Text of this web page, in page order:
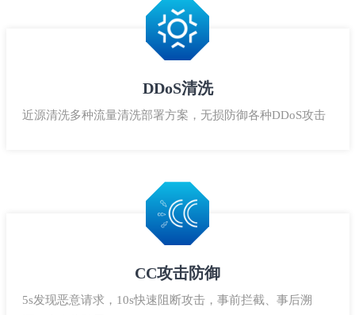
DDoS清洗
近源清洗多种流量清洗部署方案，无损防御各种DDoS攻击
CC攻击防御
5s发现恶意请求，10s快速阻断攻击，事前拦截、事后溯